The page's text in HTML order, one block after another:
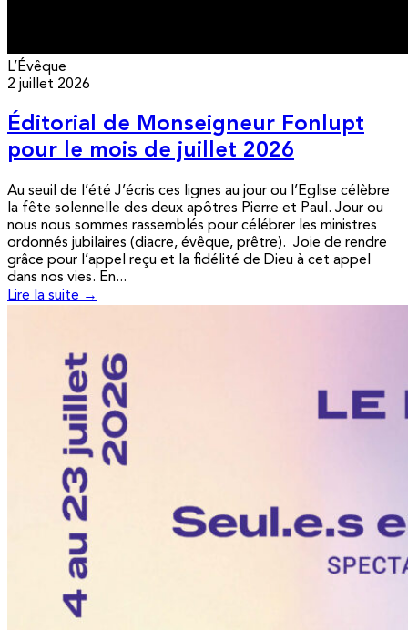
L’Évêque
2 juillet 2026
Éditorial de Monseigneur Fonlupt
pour le mois de juillet 2026
Au seuil de l’été J’écris ces lignes au jour ou l’Eglise célèbre
la fête solennelle des deux apôtres Pierre et Paul. Jour ou
nous nous sommes rassemblés pour célébrer les ministres
ordonnés jubilaires (diacre, évêque, prêtre). Joie de rendre
grâce pour l’appel reçu et la fidélité de Dieu à cet appel
dans nos vies. En...
Lire la suite →